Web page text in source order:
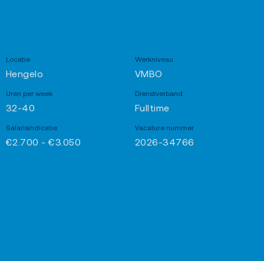
Locatie
Hengelo
Werkniveau
VMBO
Uren per week
32-40
Dienstverband
Fulltime
Salarisindicatie
€2.700 - €3.050
Vacature nummer
2026-34766